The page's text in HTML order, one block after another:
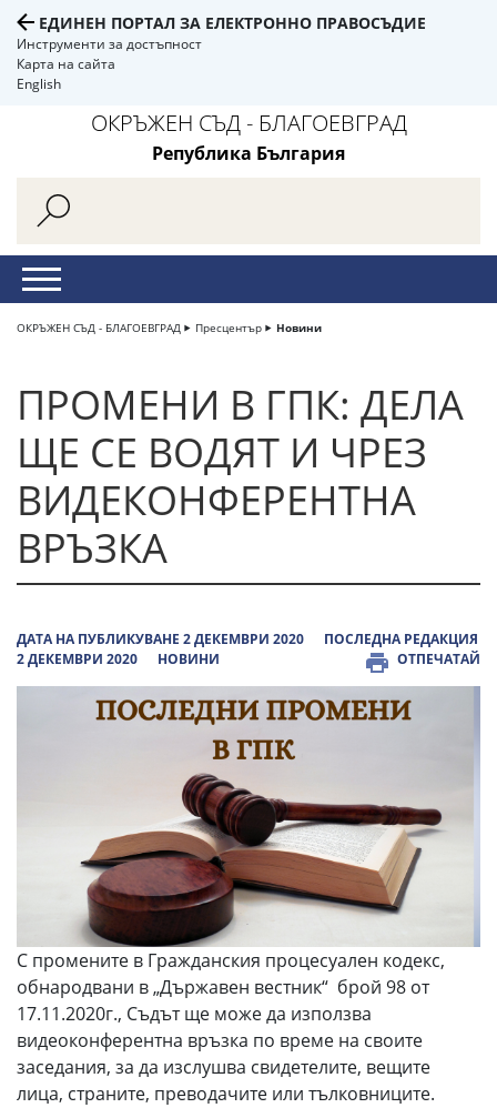
ЕДИНЕН ПОРТАЛ ЗА ЕЛЕКТРОННО ПРАВОСЪДИЕ
Инструменти за достъпност
Карта на сайта
English
ОКРЪЖЕН СЪД - БЛАГОЕВГРАД
Република България
ОКРЪЖЕН СЪД - БЛАГОЕВГРАД Пресцентър Новини
ПРОМЕНИ В ГПК: ДЕЛА
ЩЕ СЕ ВОДЯТ И ЧРЕЗ
ВИДЕКОНФЕРЕНТНА
ВРЪЗКА
ДАТА НА ПУБЛИКУВАНЕ 2 ДЕКЕМВРИ 2020
ПОСЛЕДНА РЕДАКЦИЯ
2 ДЕКЕМВРИ 2020
НОВИНИ ОТПЕЧАТАЙ
С промените в Гражданския процесуален кодекс,
обнародвани в „Държавен вестник“ брой 98 от
17.11.2020г., Съдът ще може да използва
видеоконферентна връзка по време на своите
заседания, за да изслушва свидетелите, вещите
лица, страните, преводачите или тълковниците.